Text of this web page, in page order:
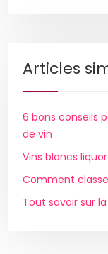
Articles
6 bons conseils
de vin
Vins blancs
Comment
Tout savoir sur